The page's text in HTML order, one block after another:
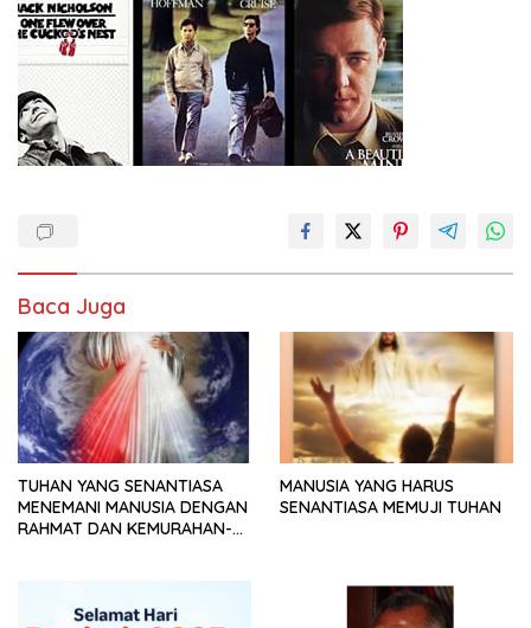
Baca Juga
TUHAN YANG SENANTIASA
MENEMANI MANUSIA DENGAN
RAHMAT DAN KEMURAHAN-
MANUSIA YANG HARUS
SENANTIASA MEMUJI TUHAN